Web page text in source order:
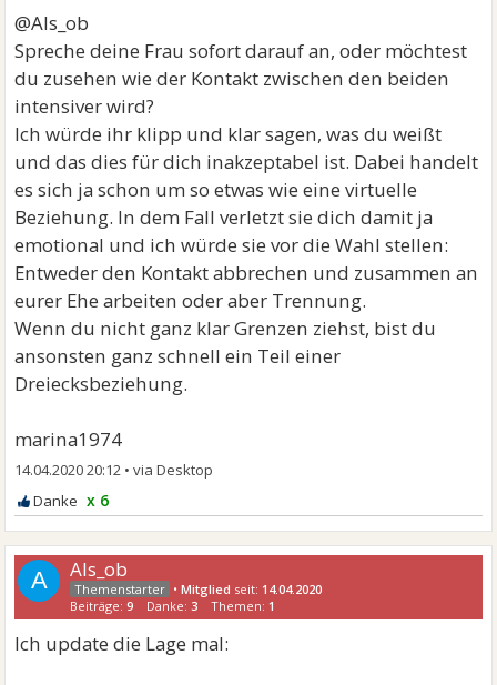
@Als_ob
Spreche deine Frau sofort darauf an, oder möchtest
du zusehen wie der Kontakt zwischen den beiden
intensiver wird?
Ich würde ihr klipp und klar sagen, was du weißt
und das dies für dich inakzeptabel ist. Dabei handelt
es sich ja schon um so etwas wie eine virtuelle
Beziehung. In dem Fall verletzt sie dich damit ja
emotional und ich würde sie vor die Wahl stellen:
Entweder den Kontakt abbrechen und zusammen an
eurer Ehe arbeiten oder aber Trennung.
Wenn du nicht ganz klar Grenzen ziehst, bist du
ansonsten ganz schnell ein Teil einer
Dreiecksbeziehung.
marina1974
14.04.2020 20:12 •
x 6
A Als_ob
•Mitglied seit: 14.04.2020
Beiträge:9 Danke:3 Themen: 1
Ich update die Lage mal: